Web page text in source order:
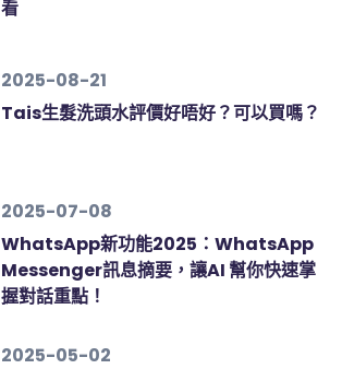
看
2025-08-21
Tais生髮洗頭水評價好唔好？可以買嗎？
2025-07-08
WhatsApp新功能2025：WhatsApp
Messenger訊息摘要，讓AI 幫你快速掌
握對話重點！
2025-05-02